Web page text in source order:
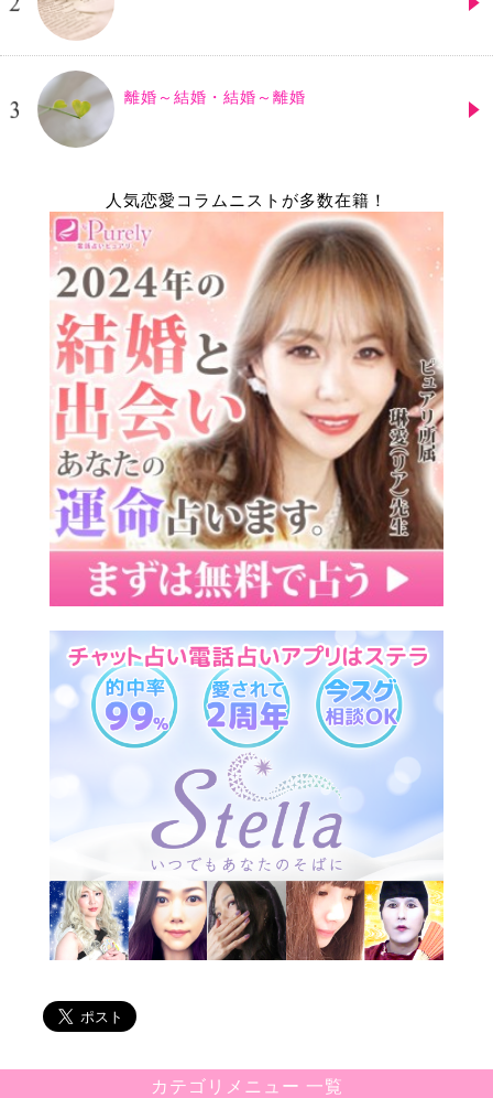
離婚～結婚・結婚～離婚
人気恋愛コラムニストが多数在籍！
カテゴリメニュー 一覧